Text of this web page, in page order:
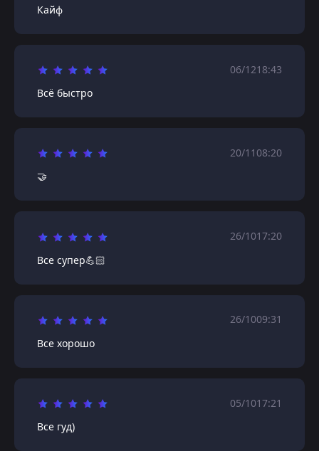
Кайф
06/1218:43
Всё быстро
20/1108:20
🤝
26/1017:20
Все супер💪🏻
26/1009:31
Все хорошо
05/1017:21
Все гуд)